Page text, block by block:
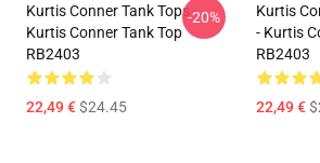
Kurtis Conner Tank Tops -
Kurtis Conner Tank Top
RB2403
22,49 €$24.45
-20%
Kurtis
- Kurtis
RB2403
22,49 €